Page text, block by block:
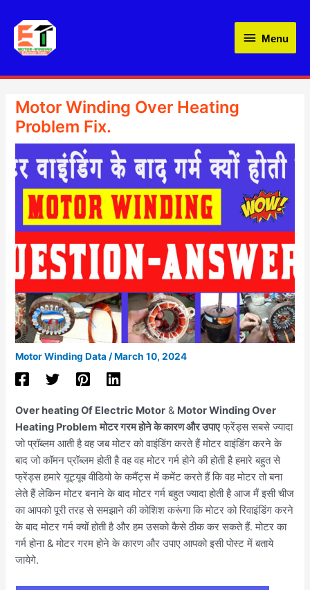
content
Menu
Menu
Motor Winding Over Heating
Problem Fix.
Motor Winding Data /March 10, 2024
Over heating Of Electric Motor & Motor Winding Over
Heating Problem मोटर गरम होने के कारण और उपाएफ्रेंड्स सबसे ज्यादा
जो प्रॉब्लम आती है वह जब मोटर को वाइंडिंग करते हैं मोटर वाइंडिंग करने के
बाद जो कॉमन प्रॉब्लम होती है वह वह मोटर गर्म होने की होती है हमारे बहुत से
फ्रेंड्स हमारे यूट्यूब वीडियो के कमैंट्स में कमेंट करते हैं कि वह मोटर तो बना
लेते हैं लेकिन मोटर बनाने के बाद मोटर गर्म बहुत ज्यादा होती है आज मैं इसी चीज
का आपको पूरी तरह से समझाने की कोशिश करूंगा कि मोटर को रिवाइंडिंग करने
के बाद मोटर गर्म क्यों होती है और हम उसको कैसे ठीक कर सकते हैं. मोटर का
गर्म होना & मोटर गरम होने के कारण और उपाए आपको इसी पोस्ट में बताये
जायेगे.